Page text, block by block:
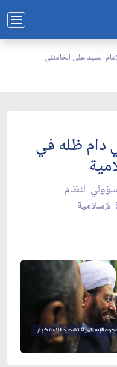
السيد علي الخامنئي
دام ظله في
النظام